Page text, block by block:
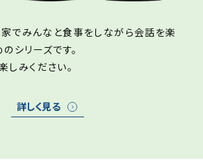
家でみんなと食事をしながら会話を楽
シリーズです。
みください。
詳しく見る